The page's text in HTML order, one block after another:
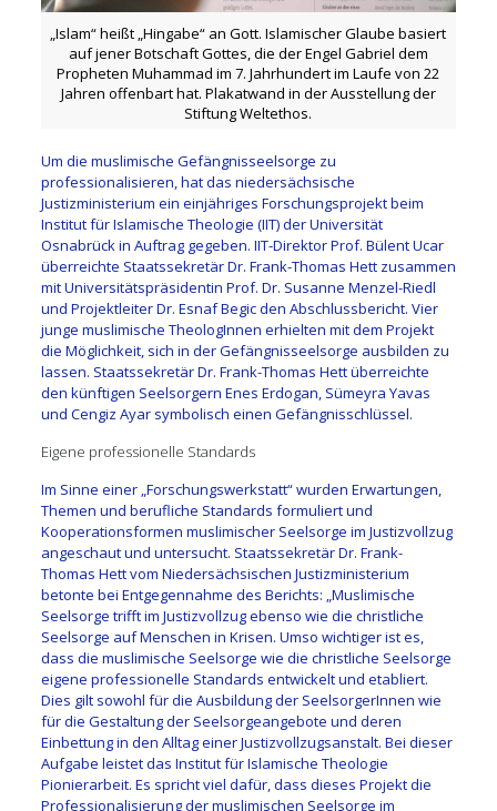
„Islam“ heißt „Hingabe“ an Gott. Islamischer Glaube basiert
auf jener Botschaft Gottes, die der Engel Gabriel dem
Propheten Muhammad im 7. Jahrhundert im Laufe von 22
Jahren offenbart hat. Plakatwand in der Ausstellung der
Stiftung Weltethos.
Um die muslimische Gefängnisseelsorge zu
professionalisieren, hat das niedersächsische
Justizministerium ein einjähriges Forschungsprojekt beim
Institut für Islamische Theologie (IIT) der Universität
Osnabrück in Auftrag gegeben. IIT-Direktor Prof. Bülent Ucar
überreichte Staatssekretär Dr. Frank-Thomas Hett zusammen
mit Universitätspräsidentin Prof. Dr. Susanne Menzel-Riedl
und Projektleiter Dr. Esnaf Begic den Abschlussbericht. Vier
junge muslimische TheologInnen erhielten mit dem Projekt
die Möglichkeit, sich in der Gefängnisseelsorge ausbilden zu
lassen. Staatssekretär Dr. Frank-Thomas Hett überreichte
den künftigen Seelsorgern Enes Erdogan, Sümeyra Yavas
und Cengiz Ayar symbolisch einen Gefängnisschlüssel.
Eigene professionelle Standards
Im Sinne einer „Forschungswerkstatt“ wurden Erwartungen,
Themen und berufliche Standards formuliert und
Kooperationsformen muslimischer Seelsorge im Justizvollzug
angeschaut und untersucht. Staatssekretär Dr. Frank-
Thomas Hett vom Niedersächsischen Justizministerium
betonte bei Entgegennahme des Berichts: „Muslimische
Seelsorge trifft im Justizvollzug ebenso wie die christliche
Seelsorge auf Menschen in Krisen. Umso wichtiger ist es,
dass die muslimische Seelsorge wie die christliche Seelsorge
eigene professionelle Standards entwickelt und etabliert.
Dies gilt sowohl für die Ausbildung der SeelsorgerInnen wie
für die Gestaltung der Seelsorgeangebote und deren
Einbettung in den Alltag einer Justizvollzugsanstalt. Bei dieser
Aufgabe leistet das Institut für Islamische Theologie
Pionierarbeit. Es spricht viel dafür, dass dieses Projekt die
Professionalisierung der muslimischen Seelsorge im